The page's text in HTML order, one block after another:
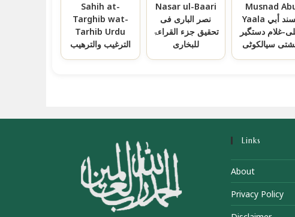
Sahih at-
Targhib wat-
Tarhib Urdu
الترغيب والترهيب
Nasar ul-Baari
نصر الباری فی
تحقیق جزء القراءۃ
للبخاری
Musnad
Yaala مسند أبي
غلام دستگیر
سیالکوٹی
Links
About
Privacy Policy